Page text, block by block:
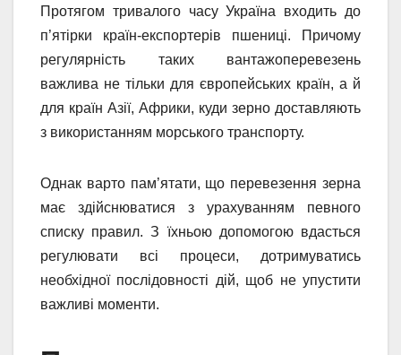
Протягом тривалого часу Україна входить до
п’ятірки країн-експортерів пшениці. Причому
регулярність таких вантажоперевезень
важлива не тільки для європейських країн, а й
для країн Азії, Африки, куди зерно доставляють
з використанням морського транспорту.
Однак варто пам’ятати, що перевезення зерна
має здійснюватися з урахуванням певного
списку правил. З їхньою допомогою вдасться
регулювати всі процеси, дотримуватись
необхідної послідовності дій, щоб не упустити
важливі моменти.